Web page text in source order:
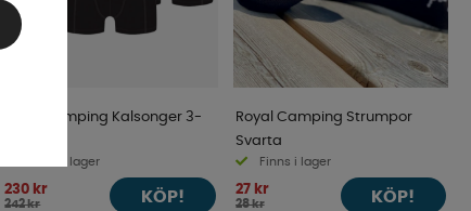
RoyalCamping Kalsonger 3-
Finns i lager
230 kr
242 kr KÖP!
Royal Camping Strumpor
Svarta
Finns i lager
27 kr
28 kr KÖP!